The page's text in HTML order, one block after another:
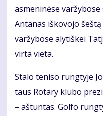
as­me­ni­nė­se
An­ta­nas iš­ko­vo­jo
var­žy­bo­se aly­tiš­kei
vir­ta vie­ta.
Sta­lo te­ni­so rung­ty­je
taus Ro­ta­ry klu­bo
– aš­tun­tas. Gol­fo